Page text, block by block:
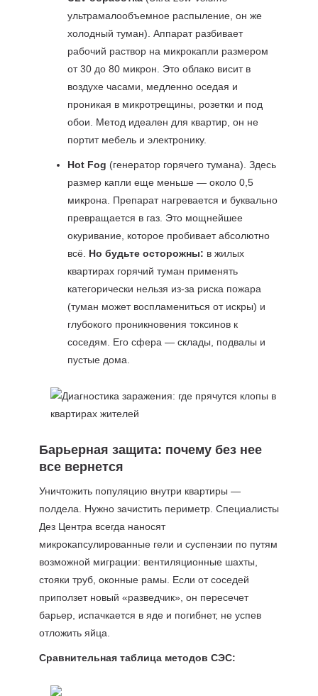
ультрамалообъемное распыление, он же
холодный туман). Аппарат разбивает
рабочий раствор на микрокапли размером
от 30 до 80 микрон. Это облако висит в
воздухе часами, медленно оседая и
проникая в микротрещины, розетки и под
обои. Метод идеален для квартир, он не
портит мебель и электронику.
Hot Fog (генератор горячего тумана). Здесь
размер капли еще меньше — около 0,5
микрона. Препарат нагревается и буквально
превращается в газ. Это мощнейшее
окуривание, которое пробивает абсолютно
всё. Но будьте осторожны: в жилых
квартирах горячий туман применять
категорически нельзя из-за риска пожара
(туман может воспламениться от искры) и
глубокого проникновения токсинов к
соседям. Его сфера — склады, подвалы и
пустые дома.
Барьерная защита: почему без нее
все вернется
Уничтожить популяцию внутри квартиры —
полдела. Нужно зачистить периметр. Специалисты
Дез Центра всегда наносят
микрокапсулированные гели и суспензии по путям
возможной миграции: вентиляционные шахты,
стояки труб, оконные рамы. Если от соседей
приползет новый «разведчик», он пересечет
барьер, испачкается в яде и погибнет, не успев
отложить яйца.
Сравнительная таблица методов СЭС: